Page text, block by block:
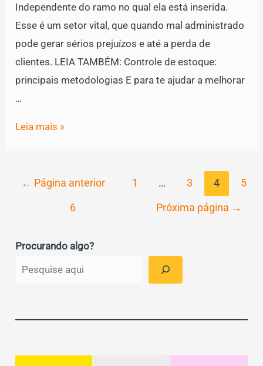
Independente do ramo no qual ela está inserida.
Esse é um setor vital, que quando mal administrado
pode gerar sérios prejuízos e até a perda de
clientes. LEIA TAMBÉM: Controle de estoque:
principais metodologias E para te ajudar a melhorar
…
Veja
essenciais
Leia mais »
Paginação
← Página anterior 1 … 3 4 5
6 Próxima página →
Procurando algo?